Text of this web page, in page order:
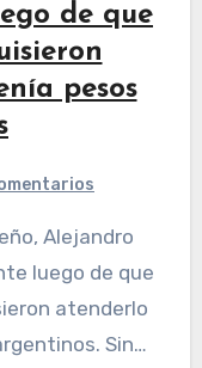
de que
pesos
luego de que
atenderlo
Sin…